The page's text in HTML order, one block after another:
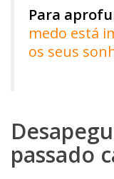
Para
medo está
os seus
passado